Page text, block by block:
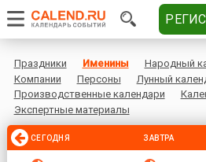
Праздники Именины Народный
Компании
Персоны
Лунный
Производственные календари
Экспертные материалы
СЕГОДНЯ ЗАВТРА